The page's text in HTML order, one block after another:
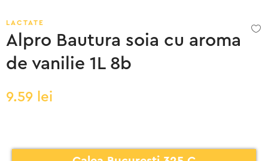
LACTATE
Alpro Bautura soia cu aroma
de vanilie 1L 8b
9.59 lei